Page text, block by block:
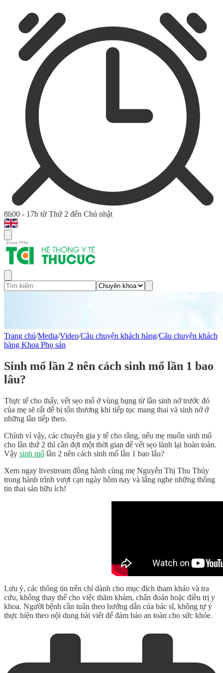
8h00 - 17h từ Thứ 2 đến Chủ nhật
Trang chủ/Media/Video/Câu chuyện khách hàng/Câu chuyện khách
hàng Khoa Phụ sản
Sinh mổ lần 2 nên cách sinh mổ lần 1 bao
lâu?
Thực tế cho thấy, vết sẹo mổ ở vùng bụng từ lần sinh nở trước đó
của mẹ sẽ rất dễ bị tổn thương khi tiếp tục mang thai và sinh nở ở
những lần tiếp theo.
Chính vì vậy, các chuyên gia y tế cho rằng, nếu mẹ muốn sinh mổ
cho lần thứ 2 thì cần đợi một thời gian để vết sẹo lành lại hoàn toàn.
Vậy sinh mổ lần 2 nên cách sinh mổ lần 1 bao lâu?
Xem ngay livestream đồng hành cùng mẹ Nguyễn Thị Thu Thúy
trong hành trình vượt cạn ngày hôm nay và lắng nghe những thông
tin thai sản hữu ích!
Lưu ý, các thông tin trên chỉ dành cho mục đích tham khảo và tra
cứu, không thay thế cho việc thăm khám, chẩn đoán hoặc điều trị y
khoa. Người bệnh cần tuân theo hướng dẫn của bác sĩ, không tự ý
thực hiện theo nội dung bài viết để đảm bảo an toàn cho sức khỏe.